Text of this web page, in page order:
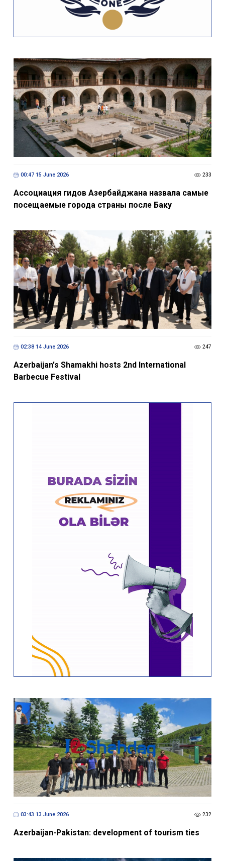
00:47 15 June 2026 233
Ассоциация гидов Азербайджана назвала самые
посещаемые города страны после Баку
02:38 14 June 2026 247
Azerbaijan’s Shamakhi hosts 2nd International
Barbecue Festival
03:43 13 June 2026 232
Azerbaijan-Pakistan: development of tourism ties